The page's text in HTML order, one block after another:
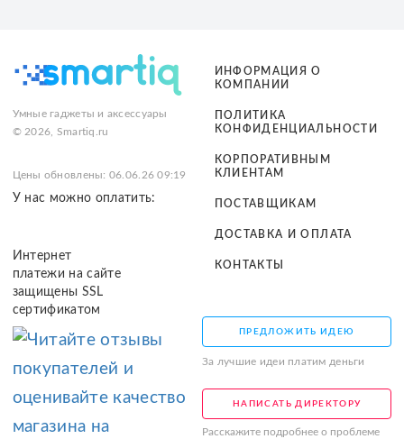
Умные гаджеты и аксессуары
© 2026, Smartiq.ru
Цены обновлены: 06.06.26 09:19
У нас можно оплатить:
Интернет
платежи на сайте
защищены SSL
сертификатом
ИНФОРМАЦИЯ О
КОМПАНИИ
ПОЛИТИКА
КОНФИДЕНЦИАЛЬНОСТИ
КОРПОРАТИВНЫМ
КЛИЕНТАМ
ПОСТАВЩИКАМ
ДОСТАВКА И ОПЛАТА
КОНТАКТЫ
ПРЕДЛОЖИТЬ ИДЕЮ
За лучшие идеи платим деньги
НАПИСАТЬ ДИРЕКТОРУ
Расскажите подробнее о проблеме